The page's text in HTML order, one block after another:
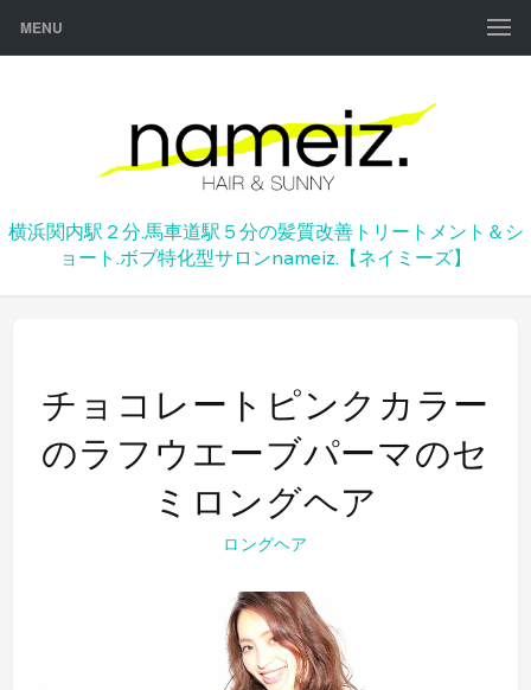
MENU
横浜関内駅２分.馬車道駅５分の髪質改善トリートメント＆シ
ョート.ボブ特化型サロンnameiz.【ネイミーズ】
チョコレートピンクカラー
のラフウエーブパーマのセ
ミロングヘア
ロングヘア